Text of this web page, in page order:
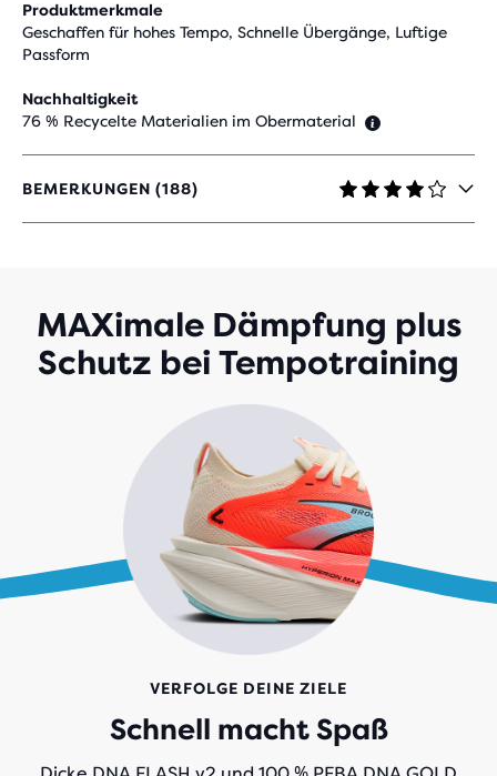
Produktmerkmale
Geschaffen für hohes Tempo, Schnelle Übergänge, Luftige
Passform
Nachhaltigkeit
76 % Recycelte Materialien im Obermaterial
BEMERKUNGEN (188)
4,2
VON
BEWERTUNGEN
MAXimale Dämpfung plus
Schutz bei Tempotraining
VERFOLGE DEINE ZIELE
Schnell macht Spaß